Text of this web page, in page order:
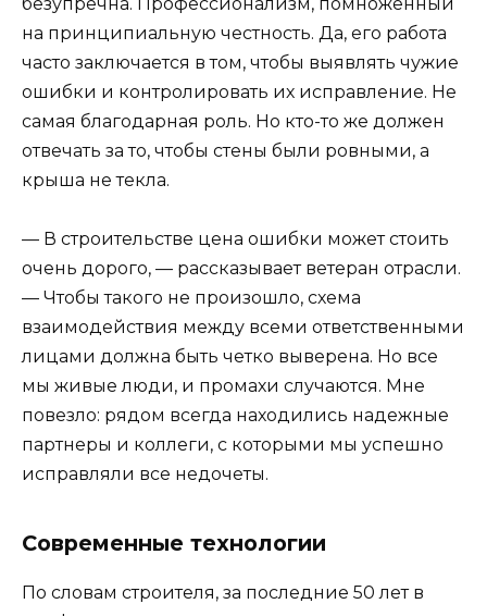
на принципиальную честность. Да, его работа
часто заключается в том, чтобы выявлять чужие
ошибки и контролировать их исправление. Не
самая благодарная роль. Но кто-то же должен
отвечать за то, чтобы стены были ровными, а
крыша не текла.
— В строительстве цена ошибки может стоить
очень дорого, — рассказывает ветеран отрасли.
— Чтобы такого не произошло, схема
взаимодействия между всеми ответственными
лицами должна быть четко выверена. Но все
мы живые люди, и промахи случаются. Мне
повезло: рядом всегда находились надежные
партнеры и коллеги, с которыми мы успешно
исправляли все недочеты.
Современные технологии
По словам строителя, за последние 50 лет в